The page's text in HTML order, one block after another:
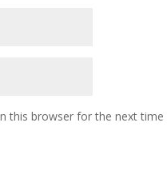
this browser for the next